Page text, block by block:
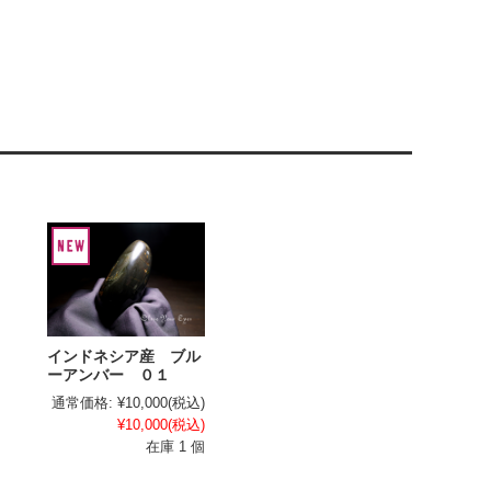
インドネシア産 ブル
ーアンバー ０１
通常価格: ¥10,000(税込)
¥10,000(税込)
在庫 1 個